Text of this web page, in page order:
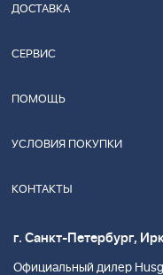
ДОСТАВКА
СЕРВИС
ПОМОЩЬ
УСЛОВИЯ ПОКУПКИ
КОНТАКТЫ
г. Санкт-Петербург,
Официальный дилер